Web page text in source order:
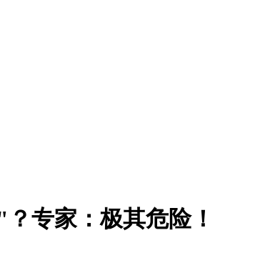
专家：极其危险！